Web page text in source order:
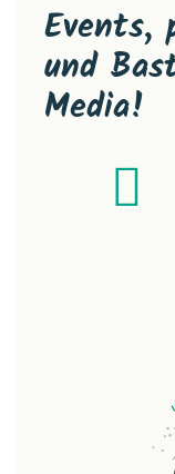
Events,
und
Media!